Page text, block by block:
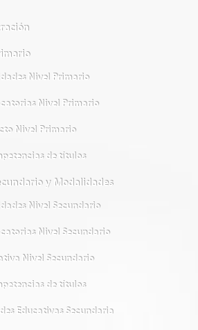
Nivel Primario
Nivel Primario
Nivel Primario
de títulos
y Modalidades
Nivel Secundario
Nivel Secundario
Nivel Secundario
de títulos
Educativas Secundaria